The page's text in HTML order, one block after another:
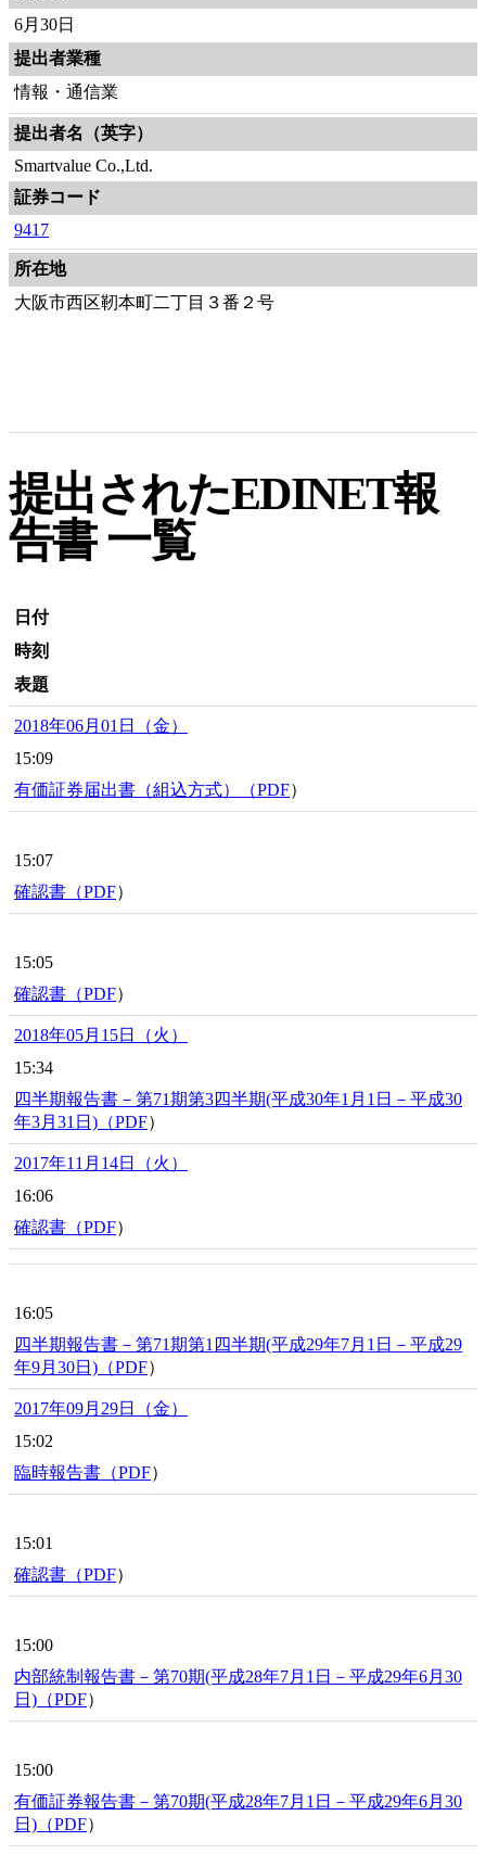
6月30日
提出者業種
情報・通信業
提出者名（英字）
Smartvalue Co.,Ltd.
証券コード
9417
所在地
大阪市西区靭本町二丁目３番２号
提出されたEDINET報
告書 一覧
日付
時刻
表題
2018年06月01日（金）
15:09
有価証券届出書（組込方式）（PDF）
15:07
確認書（PDF）
15:05
確認書（PDF）
2018年05月15日（火）
15:34
四半期報告書－第71期第3四半期(平成30年1月1日－平成30
年3月31日)（PDF）
2017年11月14日（火）
16:06
確認書（PDF）
16:05
四半期報告書－第71期第1四半期(平成29年7月1日－平成29
年9月30日)（PDF）
2017年09月29日（金）
15:02
臨時報告書（PDF）
15:01
確認書（PDF）
15:00
内部統制報告書－第70期(平成28年7月1日－平成29年6月30
日)（PDF）
15:00
有価証券報告書－第70期(平成28年7月1日－平成29年6月30
日)（PDF）